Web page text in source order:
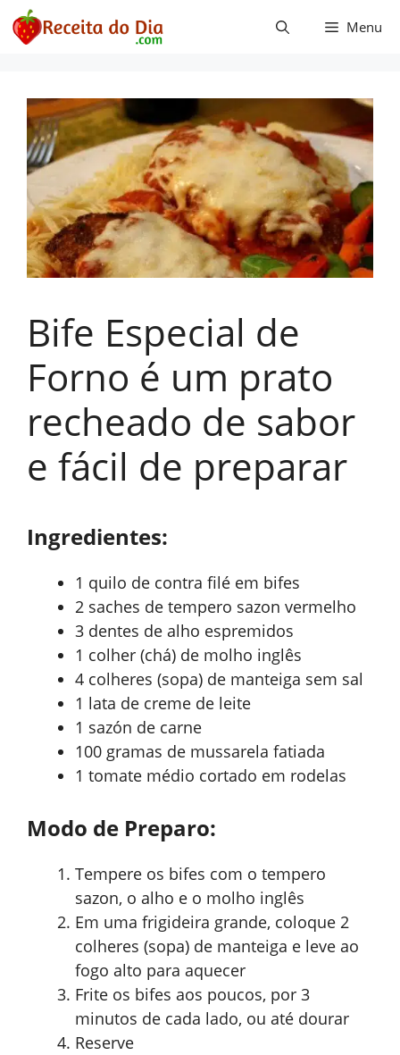
Pular
para
Menu
Bife Especial de
Forno é um prato
recheado de sabor
e fácil de preparar
Ingredientes:
1 quilo de contra filé em bifes
2 saches de tempero sazon vermelho
3 dentes de alho espremidos
1 colher (chá) de molho inglês
4 colheres (sopa) de manteiga sem sal
1 lata de creme de leite
1 sazón de carne
100 gramas de mussarela fatiada
1 tomate médio cortado em rodelas
Modo de Preparo:
Tempere os bifes com o tempero
sazon, o alho e o molho inglês
Em uma frigideira grande, coloque 2
colheres (sopa) de manteiga e leve ao
fogo alto para aquecer
Frite os bifes aos poucos, por 3
minutos de cada lado, ou até dourar
Reserve